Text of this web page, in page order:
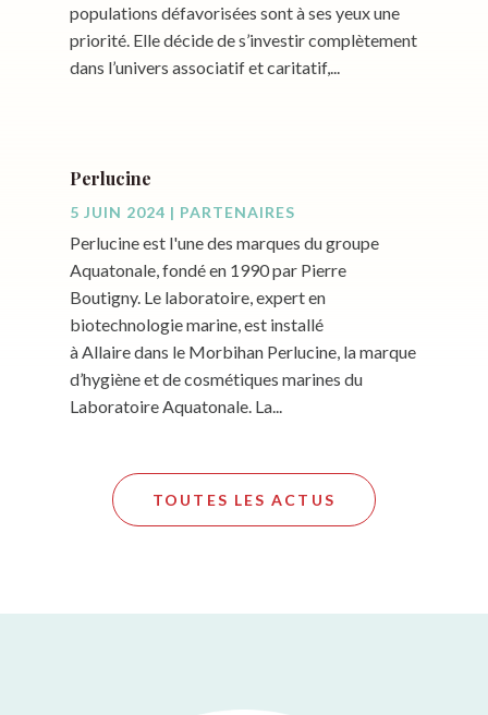
populations défavorisées sont à ses yeux une
priorité. Elle décide de s’investir complètement
dans l’univers associatif et caritatif,...
Perlucine
5 JUIN 2024 | PARTENAIRES
Perlucine est l'une des marques du groupe
Aquatonale, fondé en 1990 par Pierre
Boutigny. Le laboratoire, expert en
biotechnologie marine, est installé
à Allaire dans le Morbihan Perlucine, la marque
d’hygiène et de cosmétiques marines du
Laboratoire Aquatonale. La...
TOUTES LES ACTUS